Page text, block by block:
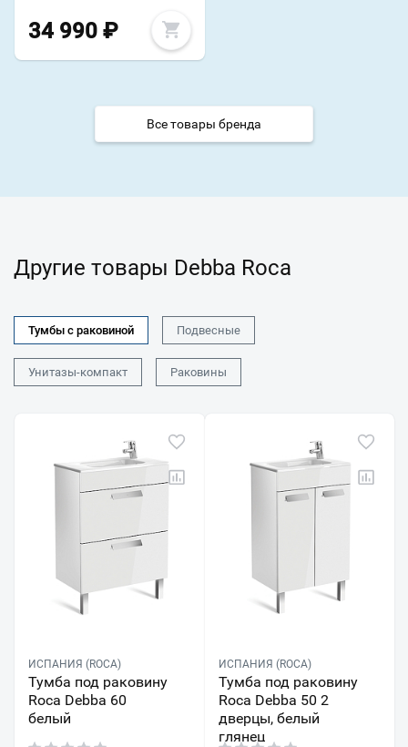
34 990 ₽
Все товары бренда
Другие товары Debba Roca
Тумбы с раковиной Подвесные
Унитазы-компакт Раковины
ИСПАНИЯ (ROCA)
Тумба под раковину
Roca Debba 60
белый
ИСПАНИЯ (ROCA)
Тумба под раковину
Roca Debba 50 2
дверцы, белый
глянец